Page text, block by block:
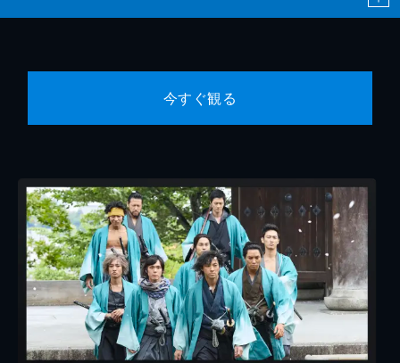
今すぐ観る